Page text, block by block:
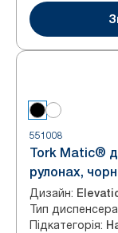
551008
Tork Matic®
рулонах,
Дизайн:
Тип диспенсера
Підкатегорія: